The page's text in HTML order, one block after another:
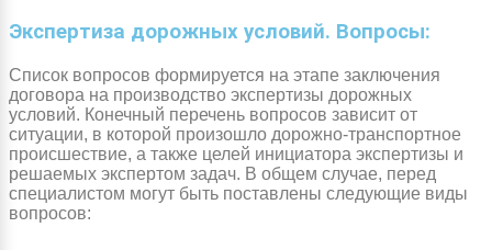
Экспертиза дорожных условий. Вопросы:
Список вопросов формируется на этапе заключения
договора на производство экспертизы дорожных
условий. Конечный перечень вопросов зависит от
ситуации, в которой произошло дорожно-транспортное
происшествие, а также целей инициатора экспертизы и
решаемых экспертом задач. В общем случае, перед
специалистом могут быть поставлены следующие виды
вопросов: